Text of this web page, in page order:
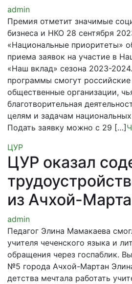
admin
Премия отметит значимые
бизнеса и НКО 28 сентября
«Национальные приоритеты»
приема заявок на участие в
«Наш вклад» сезона 2023-
программы смогут
общественные организации,
благотворительная
целям и задачам
Подать заявку можно с 29 […]
ЦУР
ЦУР оказал
из Ачхой-
admin
Педагог Элина Мамакаева
учителя чеченского языка и
обращения через госпаблик.
№5 города Ачхой-Мартан
детства мечтала работать